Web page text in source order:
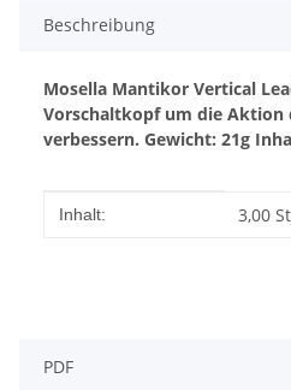
Beschreibung
Mosella Mantikor Vertical
Vorschaltkopf um die Aktion
verbessern. Gewicht: 21g
Produkteigenschaft
Wert
Inhalt: 3,00
PDF